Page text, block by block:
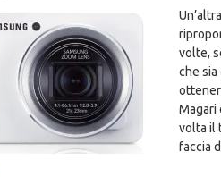
volte,
che sia
Magari
volta il
faccia